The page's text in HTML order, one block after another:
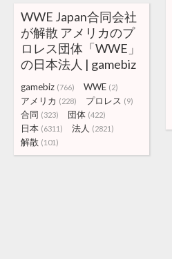
WWE Japan合同会社
が解散 アメリカのプ
ロレス団体「WWE」
の日本法人 | gamebiz
gamebiz (766) WWE (2)
アメリカ (228) プロレス (9)
合同 (323) 団体 (422)
日本 (6311) 法人 (2821)
解散 (101)